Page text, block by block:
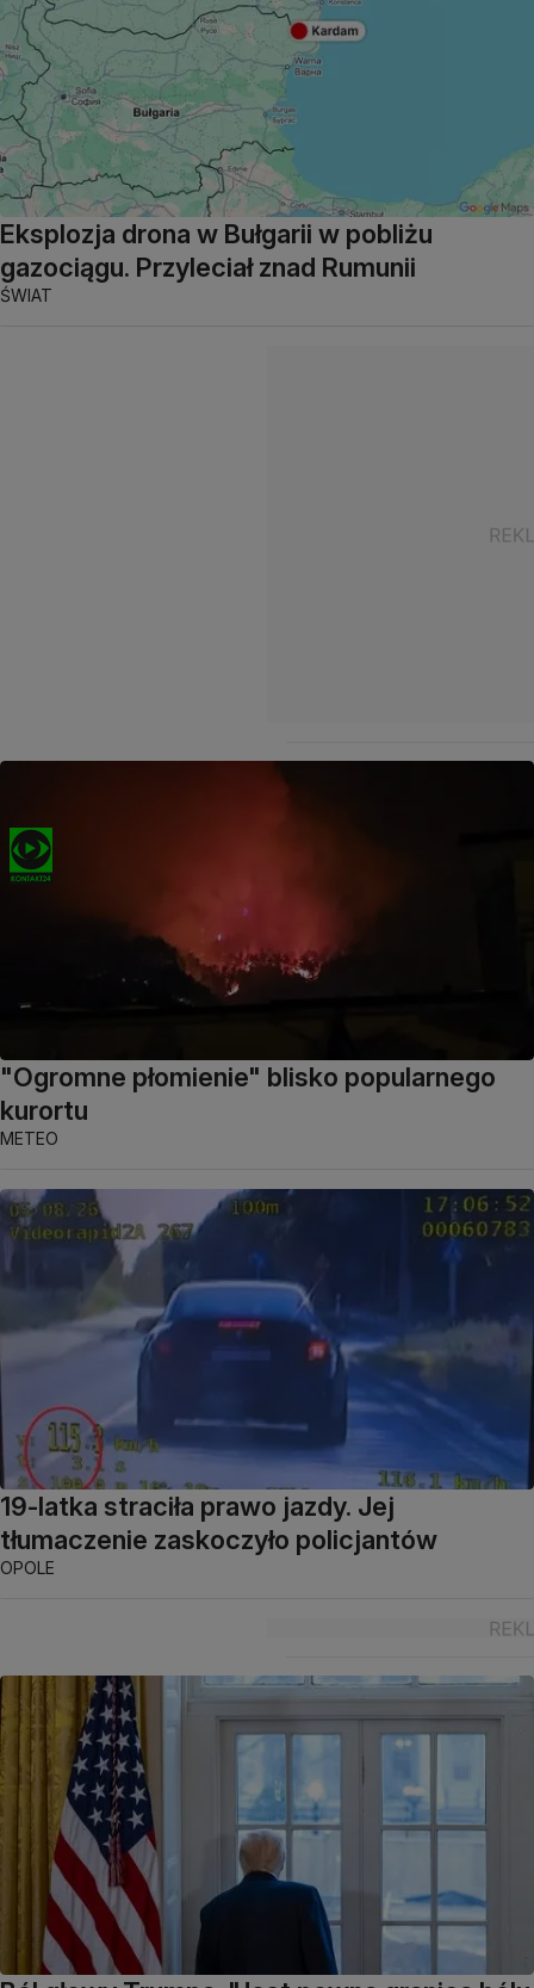
Eksplozja drona w Bułgarii w pobliżu
gazociągu. Przyleciał znad Rumunii
ŚWIAT
"Ogromne płomienie" blisko popularnego
kurortu
METEO
19-latka straciła prawo jazdy. Jej
tłumaczenie zaskoczyło policjantów
OPOLE